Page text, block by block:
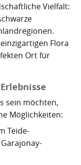
Vielfalt:
Flora
Ort für
sein möchten,
Möglichkeiten:
Teide-